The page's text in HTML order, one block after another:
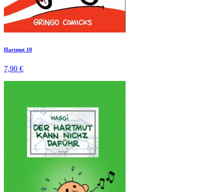
Hartmut 10
7,90 €